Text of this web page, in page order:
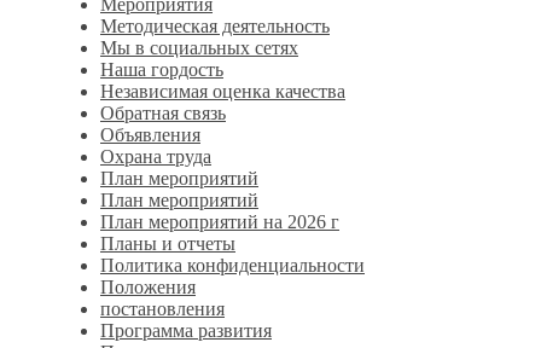
Мероприятия
Методическая деятельность
Мы в социальных сетях
Наша гордость
Независимая оценка качества
Обратная связь
Объявления
Охрана труда
План мероприятий
План мероприятий
План мероприятий на 2026 г
Планы и отчеты
Политика конфиденциальности
Положения
постановления
Программа развития